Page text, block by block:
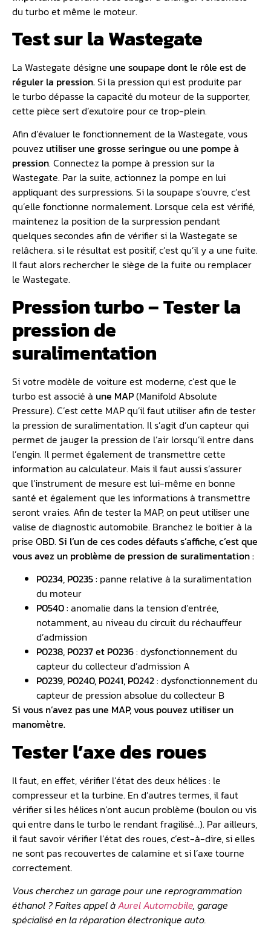
du turbo et même le moteur.
Test sur la Wastegate
La Wastegate désigne une soupape dont le rôle est de
réguler la pression.Si la pression qui est produite par
le turbo dépasse la capacité du moteur de la supporter,
cette pièce sert d’exutoire pour ce trop-plein.
Afin d’évaluer le fonctionnement de la Wastegate, vous
pouvez utiliser une grosse seringue ou une pompe à
pression. Connectez la pompe à pression sur la
Wastegate. Par la suite, actionnez la pompe en lui
appliquant des surpressions. Si la soupape s’ouvre, c’est
qu’elle fonctionne normalement. Lorsque cela est vérifié,
maintenez la position de la surpression pendant
quelques secondes afin de vérifier si la Wastegate se
relâchera. si le résultat est positif, c’est qu’il y a une fuite.
Il faut alors rechercher le siège de la fuite ou remplacer
le Wastegate.
Pression turbo – Tester la
pression de
suralimentation
Si votre modèle de voiture est moderne, c’est que le
turbo est associé à une MAP(Manifold Absolute
Pressure). C’est cette MAP qu’il faut utiliser afin de tester
la pression de suralimentation. Il s’agit d’un capteur qui
permet de jauger la pression de l’air lorsqu’il entre dans
l’engin. Il permet également de transmettre cette
information au calculateur. Mais il faut aussi s’assurer
que l’instrument de mesure est lui-même en bonne
santé et également que les informations à transmettre
seront vraies. Afin de tester la MAP, on peut utiliser une
valise de diagnostic automobile. Branchez le boitier à la
prise OBD. Si l’un de ces codes défauts s’affiche, c’est que
vous avez un problème de pression de suralimentation :
P0234, P0235: panne relative à la suralimentation
du moteur
P0540: anomalie dans la tension d’entrée,
notamment, au niveau du circuit du réchauffeur
d’admission
P0238, P0237 et P0236: dysfonctionnement du
capteur du collecteur d’admission A
P0239, P0240, P0241, P0242: dysfonctionnement du
capteur de pression absolue du collecteur B
Si vous n’avez pas une MAP, vous pouvez utiliser un
manomètre.
Tester l’axe des roues
Il faut, en effet, vérifier l’état des deux hélices : le
compresseur et la turbine. En d’autres termes, il faut
vérifier si les hélices n’ont aucun problème (boulon ou vis
qui entre dans le turbo le rendant fragilisé…). Par ailleurs,
il faut savoir vérifier l’état des roues, c’est-à-dire, si elles
ne sont pas recouvertes de calamine et si l’axe tourne
correctement.
Vous cherchez un garage pour une reprogrammation
éthanol ? Faites appel àAurel Automobile, garage
spécialisé en la réparation électronique auto.